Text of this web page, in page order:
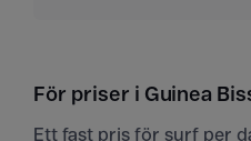
För priser i Guinea
Ett fast pris för surf per